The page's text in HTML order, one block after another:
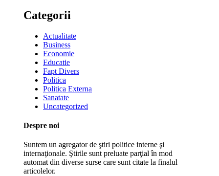
Categorii
Actualitate
Business
Economie
Educatie
Fapt Divers
Politica
Politica Externa
Sanatate
Uncategorized
Despre noi
Suntem un agregator de ştiri politice interne şi
internaţionale. Ştirile sunt preluate parţial în mod
automat din diverse surse care sunt citate la finalul
articolelor.